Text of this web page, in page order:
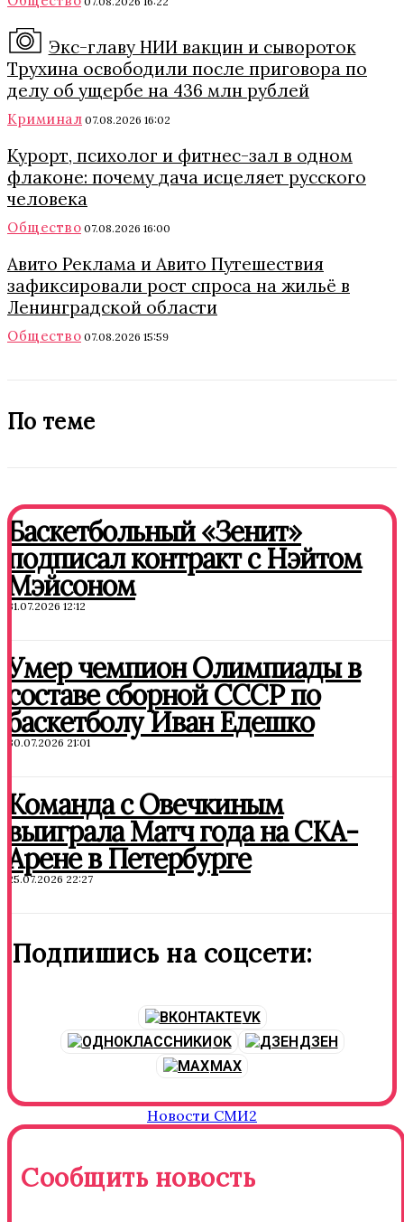
Экс-главу НИИ вакцин и сывороток
Трухина освободили после приговора по
делу об ущербе на 436 млн рублей
Криминал 07.08.2026 16:02
Курорт, психолог и фитнес-зал в одном
флаконе: почему дача исцеляет русского
человека
Общество 07.08.2026 16:00
Авито Реклама и Авито Путешествия
зафиксировали рост спроса на жильё в
Ленинградской области
Общество 07.08.2026 15:59
По теме
Баскетбольный «Зенит»
подписал контракт с Нэйтом
Мэйсоном
31.07.2026 12:12
Умер чемпион Олимпиады в
составе сборной СССР по
баскетболу Иван Едешко
30.07.2026 21:01
Команда с Овечкиным
выиграла Матч года на СКА-
Арене в Петербурге
25.07.2026 22:27
Подпишись на соцсети:
VK
OK
ДЗЕН
MAX
Новости СМИ2
Сообщить новость